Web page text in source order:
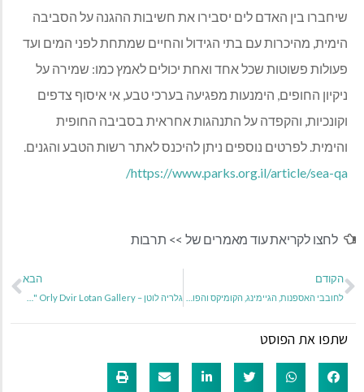
שיחברו בין האדם לים יסבירו את חשיבות ההגנה על הסביבה
הימית, מהיכרות עם בתי הגידול והחיים שמתחת לפני המים ועד
פעולות פשוטות שכל אחד ואחת יכולים לאמץ כמו: שמירה על
ניקיון החופים, הימנעות מפגיעה בערכי טבע, אי איסוף צדפים
וקונכיות, והקפדה על התנהגות אחראית בסביבה החופית
והימית. לפרטים נוספים ניתן להיכנס לאתר רשות הטבע והגנים.
https://www.parks.org.il/article/sea-qa/
לחצו לקריאת עוד מאמרים של >> תרבות
הקודם הבא
שתפו את הפוסט